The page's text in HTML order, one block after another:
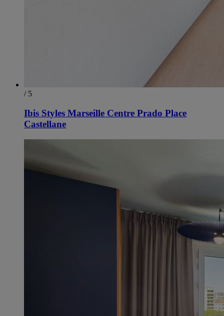
/ 5
Ibis Styles Marseille Centre Prado Place
Castellane